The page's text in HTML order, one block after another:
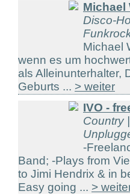
Michael
Disco-
Michael
wenn es um
als Alleinunterhalter,
Geburts ... > weiter
IVO -
Country
-
Band; -Plays from
to Jimi Hendrix & in
Easy going ... >